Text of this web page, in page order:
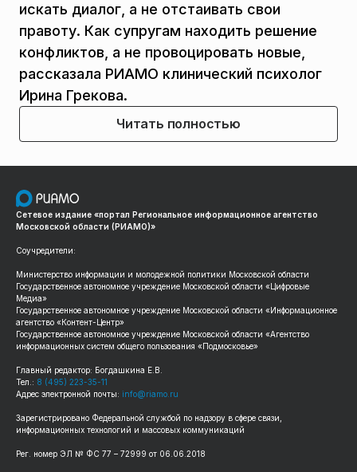
искать диалог, а не отстаивать свои
правоту. Как супругам находить решение
конфликтов, а не провоцировать новые,
рассказала РИАМО клинический психолог
Ирина Грекова.
Читать полностью
Сетевое издание «портал Региональное информационное агентство
Московской области (РИАМО)»
Соучредители:
Министерство информации и молодежной политики Московской области
Государственное автономное учреждение Московской области «Цифровые
Медиа»
Государственное автономное учреждение Московской области «Информационное
агентство «Контент-Центр»
Государственное автономное учреждение Московской области «Агентство
информационных систем общего пользования «Подмосковье»
Главный редактор: Богдашкина Е.В.
Тел.: 8 (495) 223-35-11
Адрес электронной почты: info@riamo.ru
Зарегистрировано Федеральной службой по надзору в сфере связи,
информационных технологий и массовых коммуникаций
Рег. номер ЭЛ № ФС 77 – 72999 от 06.06.2018